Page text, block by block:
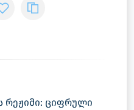
რეჟიმი: ციფრული